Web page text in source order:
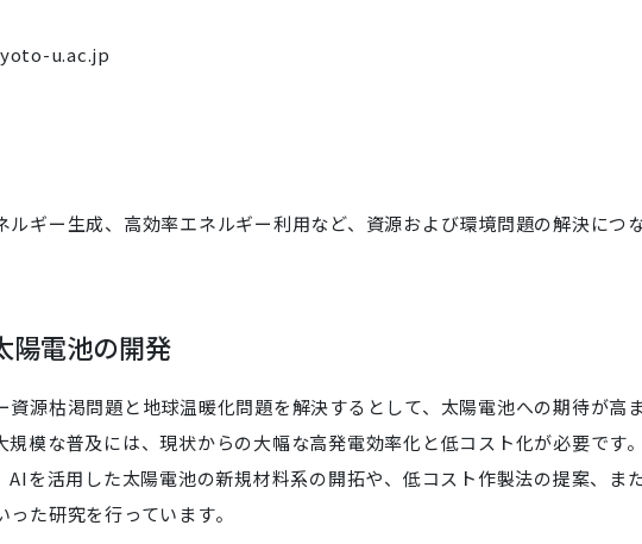
u.ac.jp
ルギー生成、高効率エネルギー利用など、資源および環境問題の解決につ
陽電池の開発
源枯渇問題と地球温暖化問題を解決するとして、太陽電池への期待が高
模な普及には、現状からの大幅な高発電効率化と低コスト化が必要です
を活用した太陽電池の新規材料系の開拓や、低コスト作製法の提案、また
た研究を行っています。